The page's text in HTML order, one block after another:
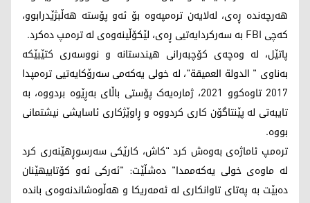
هەرچەندە ڕەی، لەلایەن ترەمپەوە بۆ ئەو پۆستە هەڵبژێدرابوو،
کەچی FBI بە سەرکردایەتیی ڕەی، لێکۆڵینەوەی لە ترەمپ دەکرد.
پاتێل، لە وەچەی کۆچبەرانی هیندستانە و نووسەری کتێبێکە
بەناوی " الدولة العميقة"، لە خولی یەکەمی سەرۆکایەتیی ترەمپدا
2017 تاوەکوو 2021، ژمارەیەک پۆستی باڵای بەڕێوە بردووە، بە
تایبەتی لە پێنتاگۆن کاری کردووە و ڕاوێژکاری ئاسایشی نیشتمانی
بووە.
ترەمپ ئاماژەی بەوەش کرد "کاش، کارێکی سەرسوڕهێنەری کرد
لە ماوەی خولی یەکەممدا" دەشڵێت: "ئەرکی ئەو کۆتاییهێنان
دەبێت بە پەتای تاوانکاری لە ئەمەریکا و هەڵوەشاندنەوەی باندە